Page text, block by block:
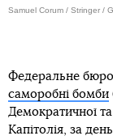
Samuel Corum / Stringer /
Федеральне бюро
саморобні бомби
Демократичної
Капітолія, за